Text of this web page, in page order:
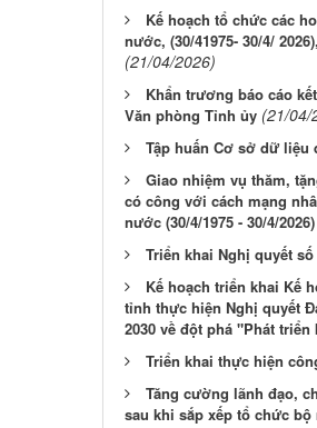
Kế hoạch tổ chức các
nước, (30/41975- 30/4/
(21/04/2026)
Khẩn trương báo cáo
Văn phòng Tỉnh ủy (21/04/
Tập huấn Cơ sở dữ
Giao nhiệm vụ thăm,
có công với cách mạng
nước (30/4/1975 - 30/4/2026)
Triển khai Nghị quyết số
Kế hoạch triển khai Kế
tỉnh thực hiện Nghị quyết
2030 về đột phá "Phát
Triển khai thực hiện
Tăng cường lãnh đạo,
sau khi sắp xếp tổ chức